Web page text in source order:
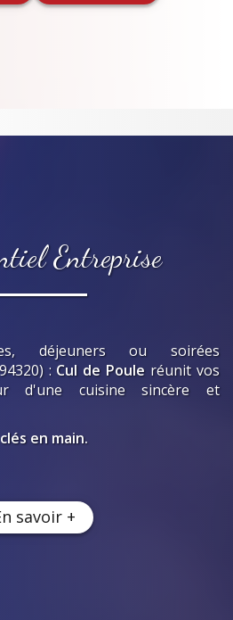
Entreprise
déjeuners ou soirées
: Cul de Poule réunit vos
d'une cuisine sincère et
en main.
savoir +